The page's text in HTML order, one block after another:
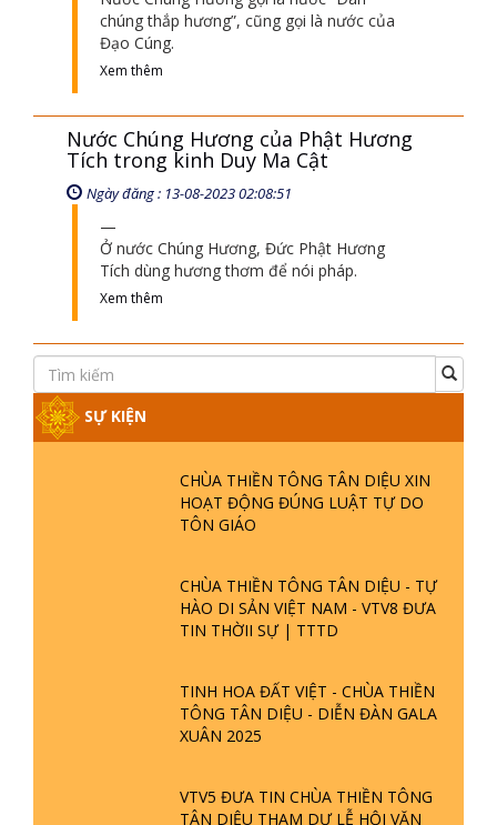
chúng thắp hương”, cũng gọi là nước của
Đạo Cúng.
Xem thêm
Nước Chúng Hương của Phật Hương
Tích trong kinh Duy Ma Cật
Ngày đăng : 13-08-2023 02:08:51
Ở nước Chúng Hương, Đức Phật Hương
Tích dùng hương thơm để nói pháp.
Xem thêm
SỰ KIỆN
CHÙA THIỀN TÔNG TÂN DIỆU XIN
HOẠT ĐỘNG ĐÚNG LUẬT TỰ DO
TÔN GIÁO
CHÙA THIỀN TÔNG TÂN DIỆU - TỰ
HÀO DI SẢN VIỆT NAM - VTV8 ĐƯA
TIN THỜII SỰ | TTTD
TINH HOA ĐẤT VIỆT - CHÙA THIỀN
TÔNG TÂN DIỆU - DIỄN ĐÀN GALA
XUÂN 2025
VTV5 ĐƯA TIN CHÙA THIỀN TÔNG
TÂN DIỆU THAM DỰ LỄ HỘI VĂN